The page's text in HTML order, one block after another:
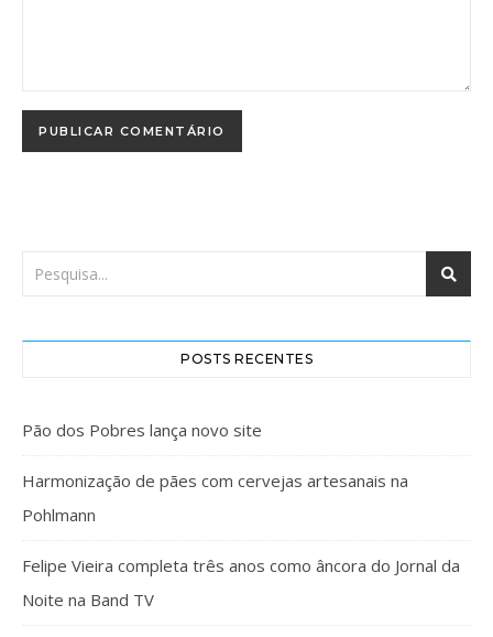
POSTS RECENTES
Pão dos Pobres lança novo site
Harmonização de pães com cervejas artesanais na
Pohlmann
Felipe Vieira completa três anos como âncora do Jornal da
Noite na Band TV